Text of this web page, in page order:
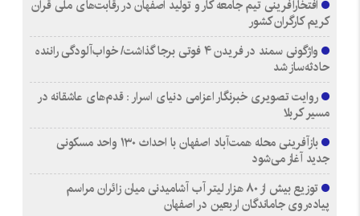
افتخارآفرینی تیم جامعه کار و تولید اصفهان در رقابت‌های ملی قرآن
کریم کارگران کشور
واژگونی سمند در فریدن ۴ فوتی برجا گذاشت/ خواب‌آلودگی راننده
حادثه‌ساز شد
روایت تصویری خبرنگار اعزامی دنیای اسرار : قدم‌های عاشقانه در
مسیر کربلا
بازآفرینی محله همت‌آباد اصفهان با احداث ۱۳۰ واحد مسکونی
جدید آغاز می‌شود
توزیع بیش از ۸۰ هزار لیتر آب آشامیدنی میان زائران مراسم
پیاده‌روی جاماندگان اربعین در اصفهان